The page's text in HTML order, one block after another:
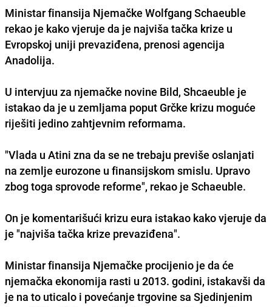
Ministar finansija Njemačke Wolfgang Schaeuble
rekao je kako vjeruje da je najviša tačka krize u
Evropskoj uniji prevaziđena, prenosi agencija
Anadolija.
U intervjuu za njemačke novine Bild, Shcaeuble je
istakao da je u zemljama poput Grčke krizu moguće
riješiti jedino zahtjevnim reformama.
"Vlada u Atini zna da se ne trebaju previše oslanjati
na zemlje eurozone u finansijskom smislu. Upravo
zbog toga sprovode reforme", rekao je Schaeuble.
On je komentarišući krizu eura istakao kako vjeruje da
je "najviša tačka krize prevaziđena".
Ministar finansija Njemačke procijenio je da će
njemačka ekonomija rasti u 2013. godini, istakavši da
je na to uticalo i povećanje trgovine sa Sjedinjenim